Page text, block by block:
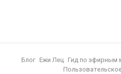
Блог Ежи Лец Гид по эфирным